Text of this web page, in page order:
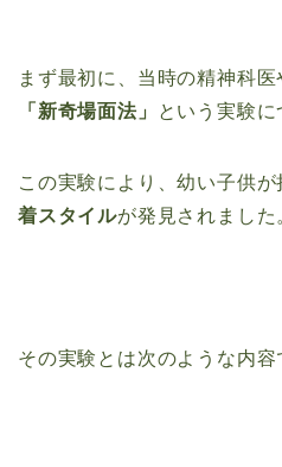
まず最初に、当時の精神科
「新奇場面法」
という実験に
この実験により、幼い子供が
着スタイルが発見されました
その実験とは次のような内容